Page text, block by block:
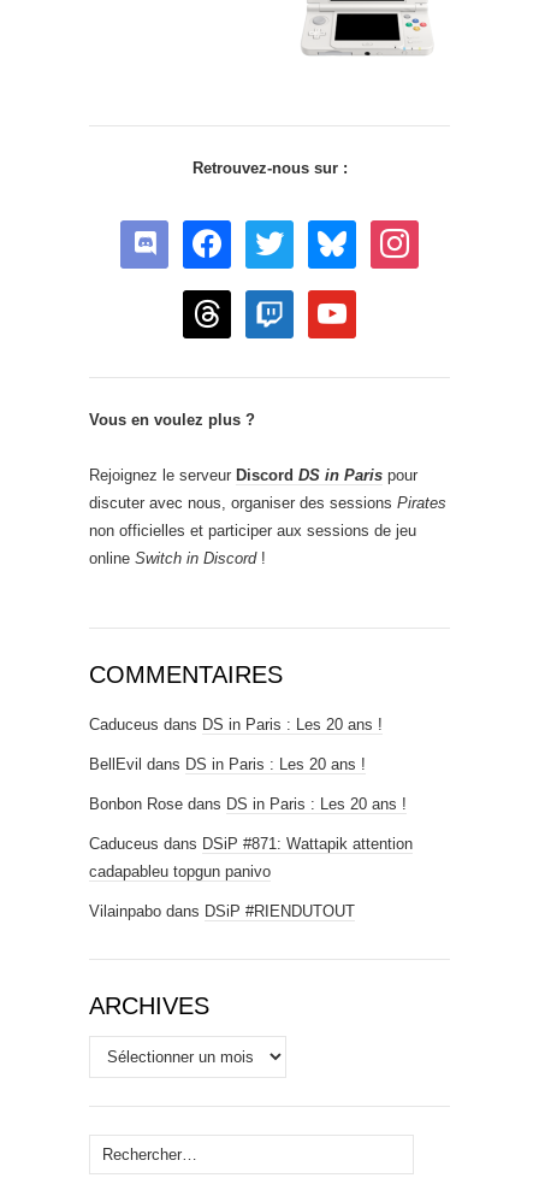
Retrouvez-nous sur :
discord facebook twitter bluesky instagram
threads twitch youtube
Vous en voulez plus ?
Rejoignez le serveur Discord DS in Paris pour
discuter avec nous, organiser des sessions Pirates
non officielles et participer aux sessions de jeu
online Switch in Discord!
COMMENTAIRES
Caduceus dans DS in Paris : Les 20 ans !
BellEvil dans DS in Paris : Les 20 ans !
Bonbon Rose dans DS in Paris : Les 20 ans !
Caduceus dans DSiP #871: Wattapik attention
cadapableu topgun panivo
Vilainpabo dans DSiP #RIENDUTOUT
ARCHIVES
Archives
Rechercher :